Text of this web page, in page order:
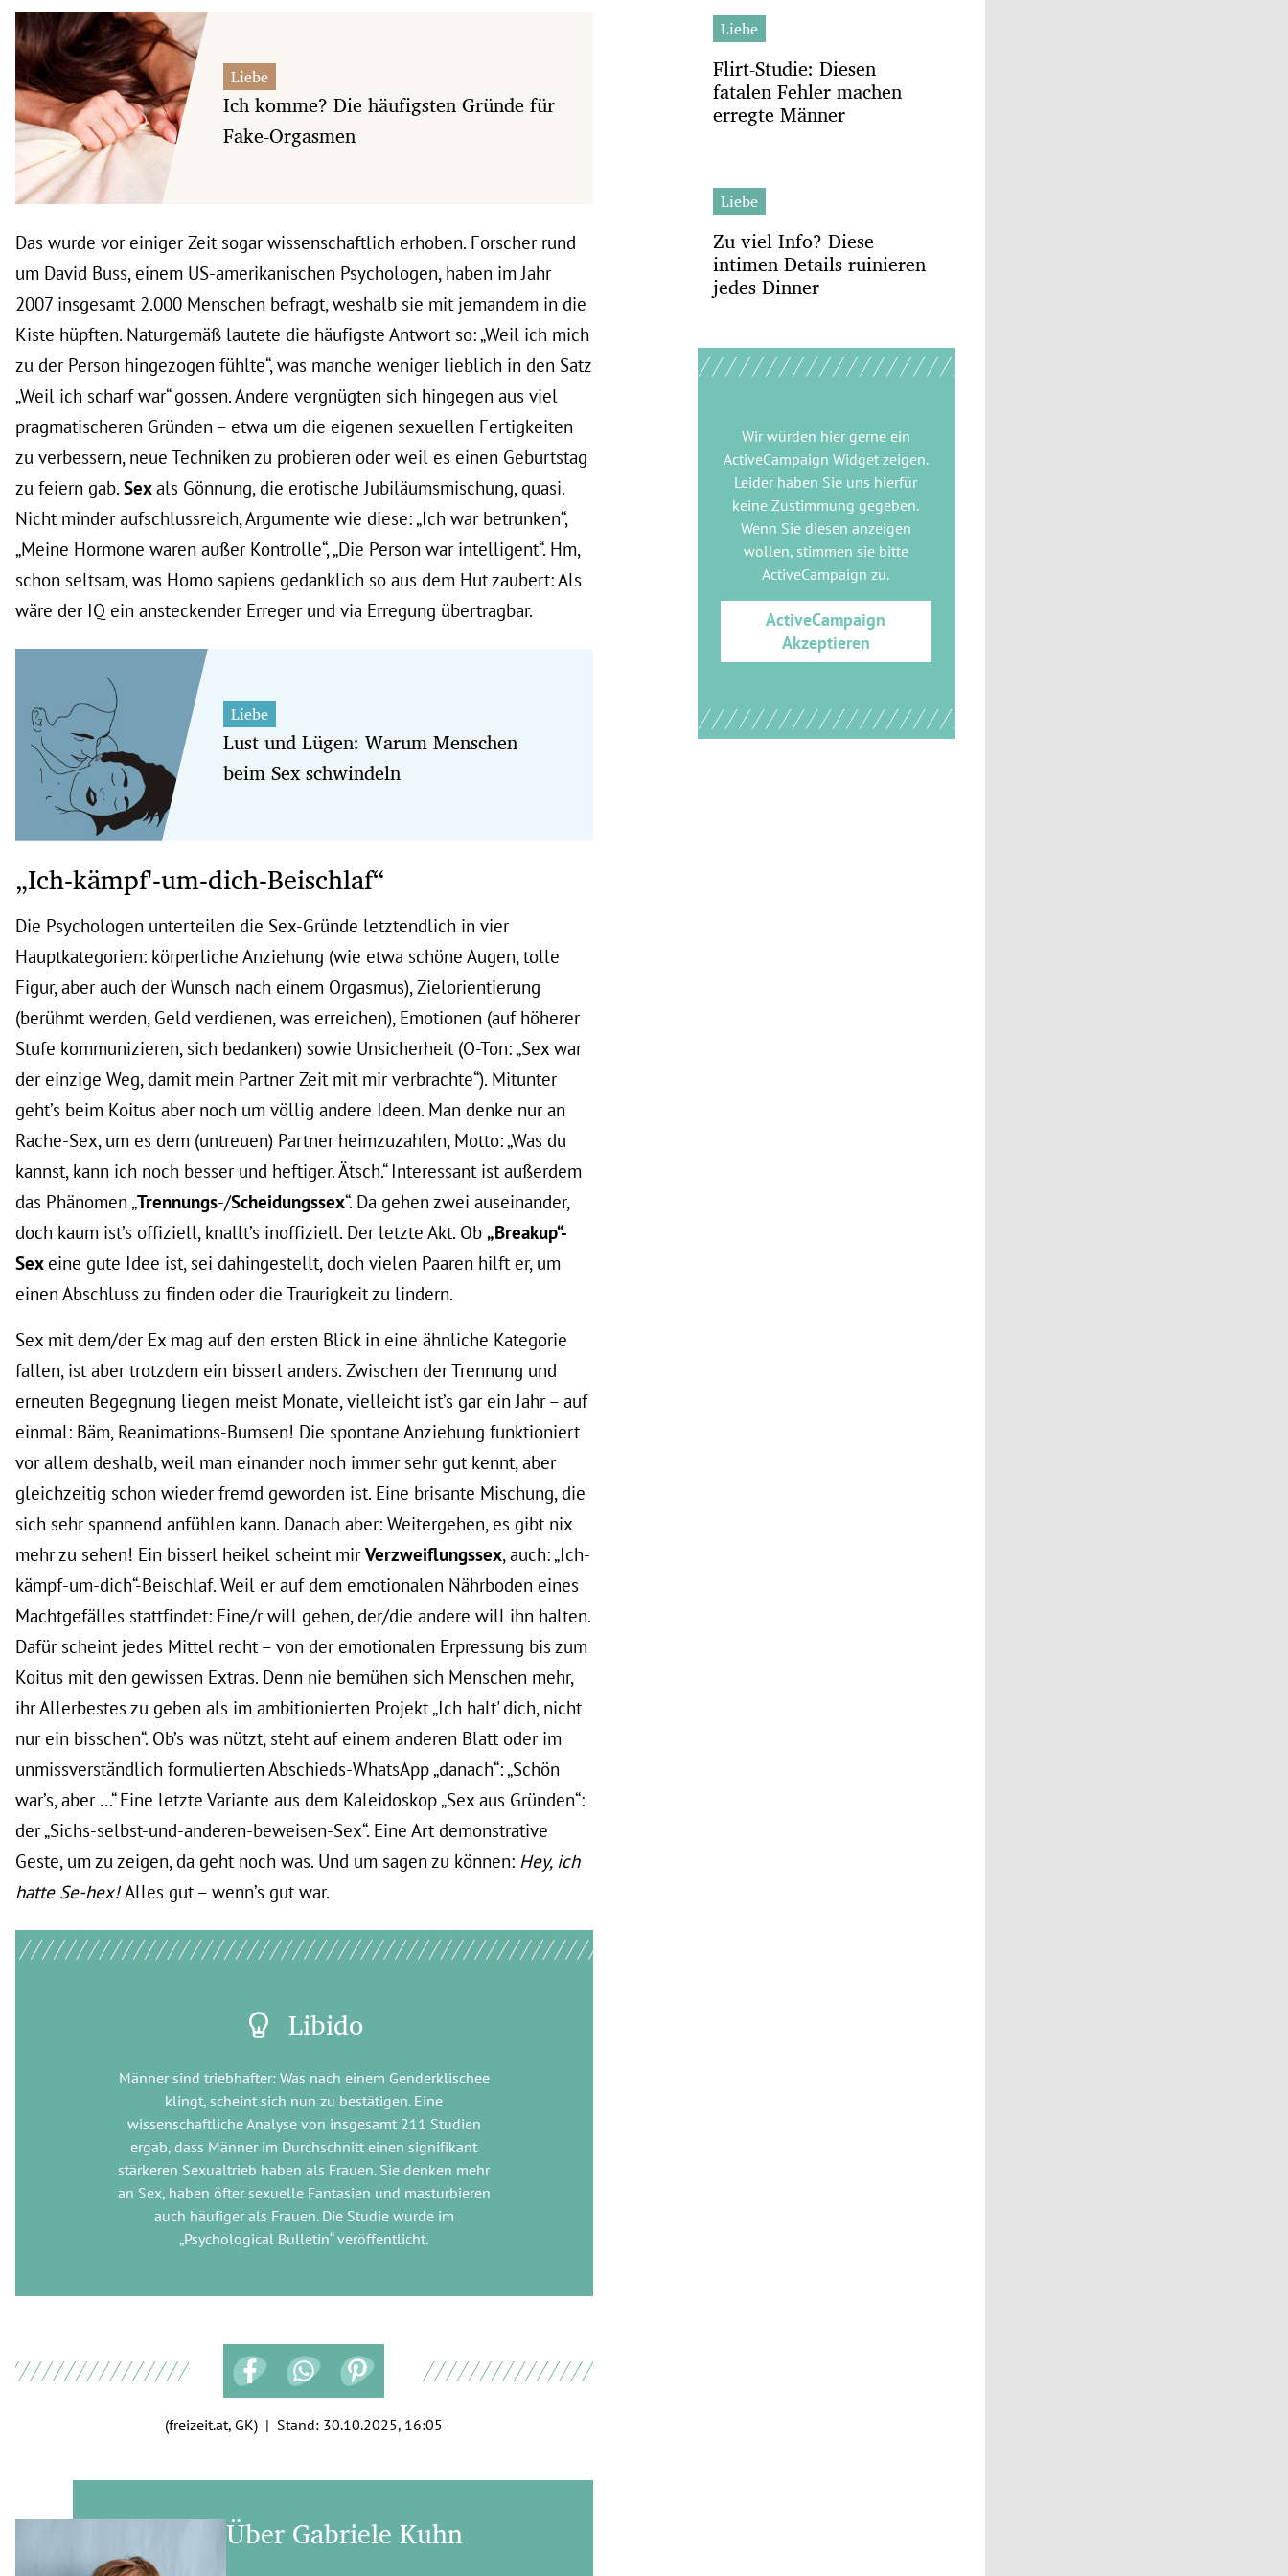
Liebe
Ich komme? Die häufigsten Gründe für
Fake-Orgasmen
Das wurde vor einiger Zeit sogar wissenschaftlich erhoben. Forscher rund
um David Buss, einem US-amerikanischen Psychologen, haben im Jahr
2007 insgesamt 2.000 Menschen befragt, weshalb sie mit jemandem in die
Kiste hüpften. Naturgemäß lautete die häufigste Antwort so: „Weil ich mich
zu der Person hingezogen fühlte“, was manche weniger lieblich in den Satz
„Weil ich scharf war“ gossen. Andere vergnügten sich hingegen aus viel
pragmatischeren Gründen – etwa um die eigenen sexuellen Fertigkeiten
zu verbessern, neue Techniken zu probieren oder weil es einen Geburtstag
zu feiern gab. Sexals Gönnung, die erotische Jubiläumsmischung, quasi.
Nicht minder aufschlussreich, Argumente wie diese: „Ich war betrunken“,
„Meine Hormone waren außer Kontrolle“, „Die Person war intelligent“. Hm,
schon seltsam, was Homo sapiens gedanklich so aus dem Hut zaubert: Als
wäre der IQ ein ansteckender Erreger und via Erregung übertragbar.
Liebe
Lust und Lügen: Warum Menschen
beim Sex schwindeln
„Ich-kämpf'-um-dich-Beischlaf“
Die Psychologen unterteilen die Sex-Gründe letztendlich in vier
Hauptkategorien: körperliche Anziehung (wie etwa schöne Augen, tolle
Figur, aber auch der Wunsch nach einem Orgasmus), Zielorientierung
(berühmt werden, Geld verdienen, was erreichen), Emotionen (auf höherer
Stufe kommunizieren, sich bedanken) sowie Unsicherheit (O-Ton: „Sex war
der einzige Weg, damit mein Partner Zeit mit mir verbrachte“). Mitunter
geht’s beim Koitus aber noch um völlig andere Ideen. Man denke nur an
Rache-Sex, um es dem (untreuen) Partner heimzuzahlen, Motto: „Was du
kannst, kann ich noch besser und heftiger. Ätsch.“ Interessant ist außerdem
das Phänomen „Trennungs-/Scheidungssex“. Da gehen zwei auseinander,
doch kaum ist’s offiziell, knallt’s inoffiziell. Der letzte Akt. Ob „Breakup“-
Sex eine gute Idee ist, sei dahingestellt, doch vielen Paaren hilft er, um
einen Abschluss zu finden oder die Traurigkeit zu lindern.
Sex mit dem/der Ex mag auf den ersten Blick in eine ähnliche Kategorie
fallen, ist aber trotzdem ein bisserl anders. Zwischen der Trennung und
erneuten Begegnung liegen meist Monate, vielleicht ist’s gar ein Jahr – auf
einmal: Bäm, Reanimations-Bumsen! Die spontane Anziehung funktioniert
vor allem deshalb, weil man einander noch immer sehr gut kennt, aber
gleichzeitig schon wieder fremd geworden ist. Eine brisante Mischung, die
sich sehr spannend anfühlen kann. Danach aber: Weitergehen, es gibt nix
mehr zu sehen! Ein bisserl heikel scheint mirVerzweiflungssex, auch: „Ich-
kämpf-um-dich“-Beischlaf. Weil er auf dem emotionalen Nährboden eines
Machtgefälles stattfindet: Eine/r will gehen, der/die andere will ihn halten.
Dafür scheint jedes Mittel recht – von der emotionalen Erpressung bis zum
Koitus mit den gewissen Extras. Denn nie bemühen sich Menschen mehr,
ihr Allerbestes zu geben als im ambitionierten Projekt „Ich halt' dich, nicht
nur ein bisschen“. Ob’s was nützt, steht auf einem anderen Blatt oder im
unmissverständlich formulierten Abschieds-WhatsApp „danach“: „Schön
war’s, aber ...“ Eine letzte Variante aus dem Kaleidoskop „Sex aus Gründen“:
der „Sichs-selbst-und-anderen-beweisen-Sex“. Eine Art demonstrative
Geste, um zu zeigen, da geht noch was. Und um sagen zu können: Hey, ich
hatte Se-hex!Alles gut – wenn’s gut war.
Libido
Männer sind triebhafter: Was nach einem Genderklischee
klingt, scheint sich nun zu bestätigen. Eine
wissenschaftliche Analyse von insgesamt 211 Studien
ergab, dass Männer im Durchschnitt einen signifikant
stärkeren Sexualtrieb haben als Frauen. Sie denken mehr
an Sex, haben öfter sexuelle Fantasien und masturbieren
auch häufiger als Frauen. Die Studie wurde im
„Psychological Bulletin“ veröffentlicht.
(freizeit.at, GK) | Stand: 30.10.2025, 16:05
Über Gabriele Kuhn
Liebe
Flirt-Studie: Diesen
fatalen Fehler machen
erregte Männer
Liebe
Zu viel Info? Diese
intimen Details ruinieren
jedes Dinner
Wir würden hier gerne ein
ActiveCampaign Widgetzeigen.
Leider haben Sie uns hierfür
keine Zustimmung gegeben.
Wenn Sie diesen anzeigen
wollen, stimmen sie bitte
ActiveCampaign zu.
ActiveCampaign
Akzeptieren